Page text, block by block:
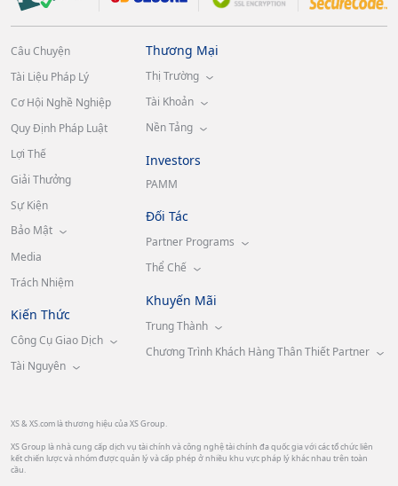
Câu Chuyện
Tài Liệu Pháp Lý
Cơ Hội Nghề Nghiệp
Quy Định Pháp Luật
Lợi Thế
Giải Thưởng
Sự Kiện
Bảo Mật
Media
Trách Nhiệm
Kiến Thức
Công Cụ Giao Dịch
Tài Nguyên
Thương Mại
Thị Trường
Tài Khoản
Nền Tảng
Investors
PAMM
Đối Tác
Partner Programs
Thể Chế
Khuyến Mãi
Trung Thành
Chương Trình Khách Hàng Thân Thiết Partner
XS & XS.com là thương hiệu của XS Group.
XS Group là nhà cung cấp dịch vụ tài chính và công nghệ tài chính đa quốc gia với các tổ chức liên
kết chiến lược và nhóm được quản lý và cấp phép ở nhiều khu vực pháp lý khác nhau trên toàn
cầu.